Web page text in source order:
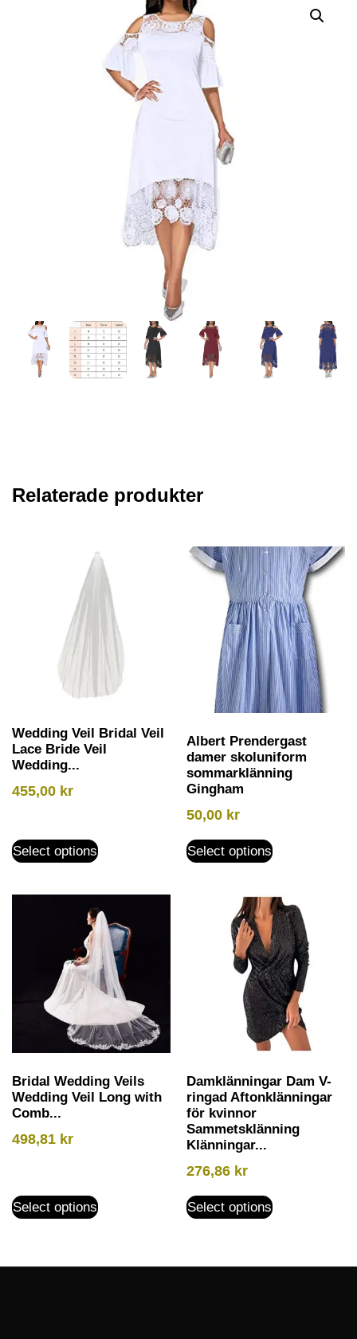
Relaterade produkter
Wedding Veil Bridal Veil
Lace Bride Veil
Wedding...
455,00 kr
Select options
Albert Prendergast
damer skoluniform
sommarklänning
Gingham
50,00 kr
Select options
Bridal Wedding Veils
Wedding Veil Long with
Comb...
498,81 kr
Select options
Damklänningar Dam V-
ringad Aftonklänningar
för kvinnor
Sammetsklänning
Klänningar...
276,86 kr
Select options